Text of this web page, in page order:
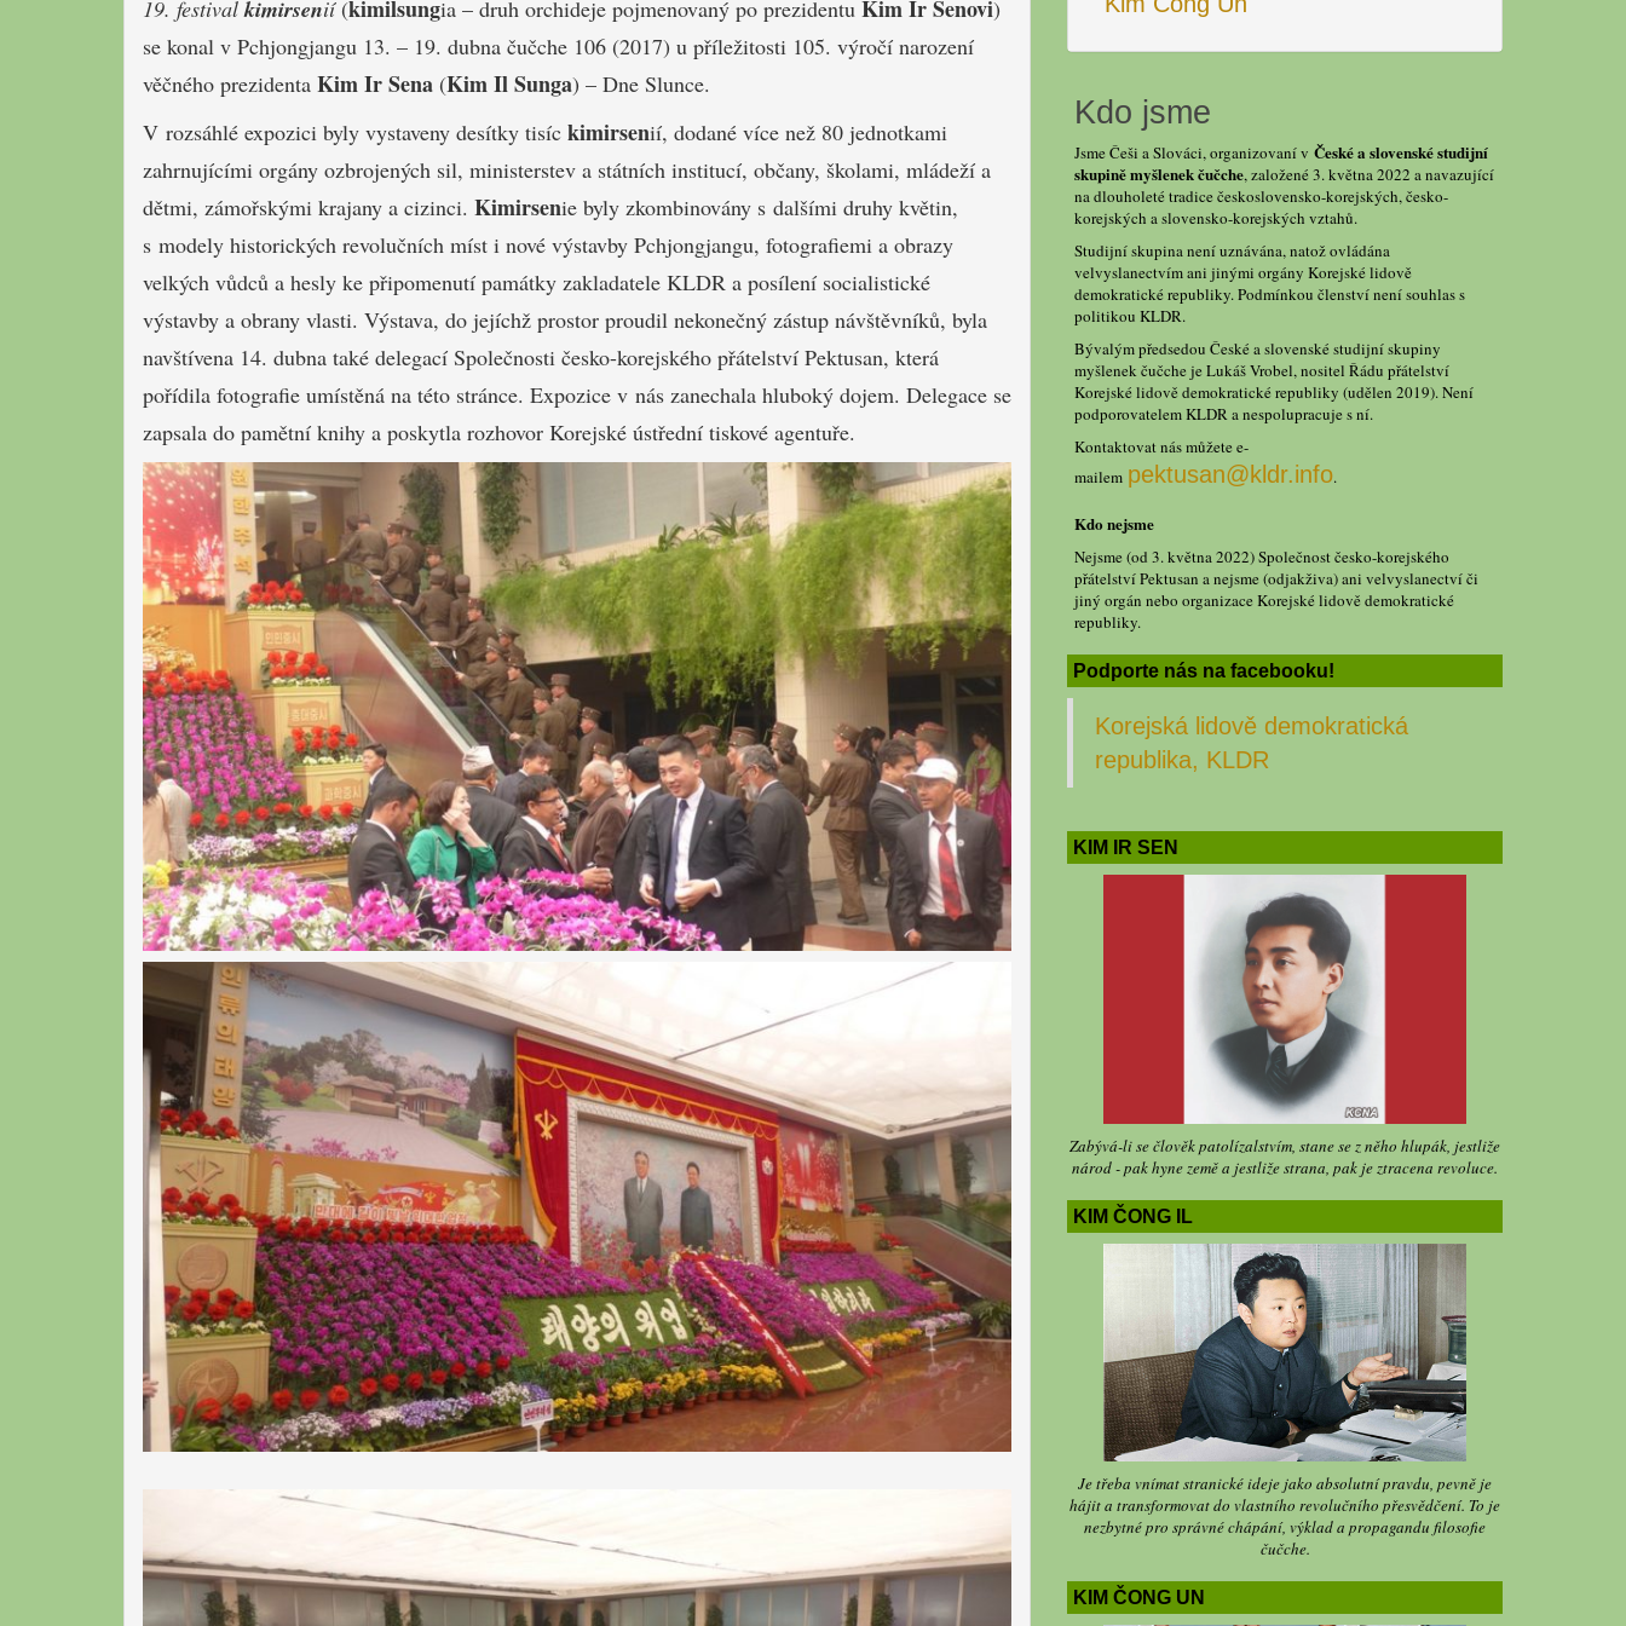
19. festival kimirsenií(kimilsungia – druh orchideje pojmenovaný po prezidentu Kim Ir Senovi)
se konal v Pchjongjangu 13. – 19. dubna čučche 106 (2017) u příležitosti 105. výročí narození
věčného prezidenta Kim Ir Sena (Kim Il Sunga) – Dne Slunce.
V rozsáhlé expozici byly vystaveny desítky tisíc kimirsenií, dodané více než 80 jednotkami
zahrnujícími orgány ozbrojených sil, ministerstev a státních institucí, občany, školami, mládeží a
dětmi, zámořskými krajany a cizinci. Kimirsenie byly zkombinovány s dalšími druhy květin,
s modely historických revolučních míst i nové výstavby Pchjongjangu, fotografiemi a obrazy
velkých vůdců a hesly ke připomenutí památky zakladatele KLDR a posílení socialistické
výstavby a obrany vlasti. Výstava, do jejíchž prostor proudil nekonečný zástup návštěvníků, byla
navštívena 14. dubna také delegací Společnosti česko-korejského přátelství Pektusan, která
pořídila fotografie umístěná na této stránce. Expozice v nás zanechala hluboký dojem. Delegace se
zapsala do pamětní knihy a poskytla rozhovor Korejské ústřední tiskové agentuře.
Kdo jsme
Jsme Češi a Slováci, organizovaní v České a slovenské studijní
skupině myšlenek čučche, založené 3. května 2022 a navazující
na dlouholeté tradice československo-korejských, česko-
korejských a slovensko-korejských vztahů.
Studijní skupina není uznávána, natož ovládána
velvyslanectvím ani jinými orgány Korejské lidově
demokratické republiky. Podmínkou členství není souhlas s
politikou KLDR.
Bývalým předsedou České a slovenské studijní skupiny
myšlenek čučche je Lukáš Vrobel, nositel Řádu přátelství
Korejské lidově demokratické republiky (udělen 2019). Není
podporovatelem KLDR a nespolupracuje s ní.
Kontaktovat nás můžete e-
mailem pektusan@kldr.info.
Kdo nejsme
Nejsme (od 3. května 2022) Společnost česko-korejského
přátelství Pektusan a nejsme (odjakživa) ani velvyslanectví či
jiný orgán nebo organizace Korejské lidově demokratické
republiky.
Podporte nás na facebooku!
Korejská lidově demokratická
republika, KLDR
KIM IR SEN
Zabývá-li se člověk patolízalstvím, stane se z něho hlupák, jestliže
národ - pak hyne země a jestliže strana, pak je ztracena revoluce.
KIM ČONG IL
Je třeba vnímat stranické ideje jako absolutní pravdu, pevně je
hájit a transformovat do vlastního revolučního přesvědčení. To je
nezbytné pro správné chápání, výklad a propagandu filosofie
čučche.
KIM ČONG UN